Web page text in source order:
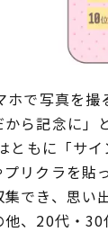
で写真を撮
ら記念に」
もに「サイ
リクラを
でき、思い
、20代・